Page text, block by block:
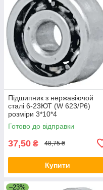
Підшипник з нержавіючой
сталі 6-23ЮТ (W 623/P6)
розміри 3*10*4
Готово до відправки
37,50 ₴ 48,75 ₴
Купити
–23%